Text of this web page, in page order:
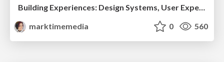
Building Experiences: Design Systems, User Experience, and Full Site Editing
marktimemedia
0 560